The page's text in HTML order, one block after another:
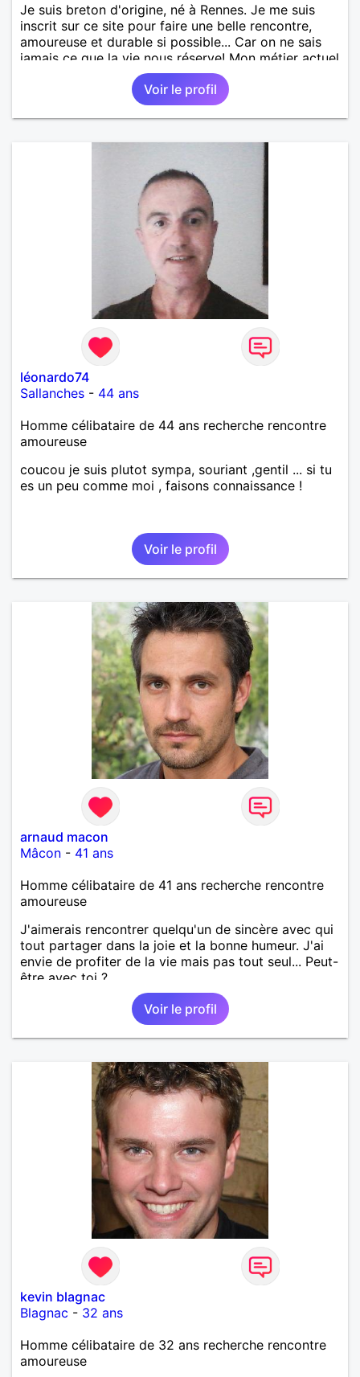
Je suis breton d'origine, né à Rennes. Je me suis
inscrit sur ce site pour faire une belle rencontre,
amoureuse et durable si possible... Car on ne sais
jamais ce que la vie nous réserve! Mon métier actuel
est électricien en tant que agent technique
territorial. J'ai enseigné en tant que professeur des
écoles mais j'ai voulu changer. J'aime la culture en
générale: le cinéma, la littérature, le dessin, l'Art, un
Mais je ne vais pas tout dire, à vous de me
contacter pour faire plus ample connaissance!...
Voir le profil
léonardo74
Sallanches - 44 ans
Homme célibataire de 44 ans recherche rencontre
amoureuse
coucou je suis plutot sympa, souriant ,gentil ... si tu
es un peu comme moi , faisons connaissance !
Voir le profil
arnaud macon
Mâcon - 41 ans
Homme célibataire de 41 ans recherche rencontre
amoureuse
J'aimerais rencontrer quelqu'un de sincère avec qui
tout partager dans la joie et la bonne humeur. J'ai
envie de profiter de la vie mais pas tout seul... Peut-
être avec toi ?
Voir le profil
kevin blagnac
Blagnac - 32 ans
Homme célibataire de 32 ans recherche rencontre
amoureuse